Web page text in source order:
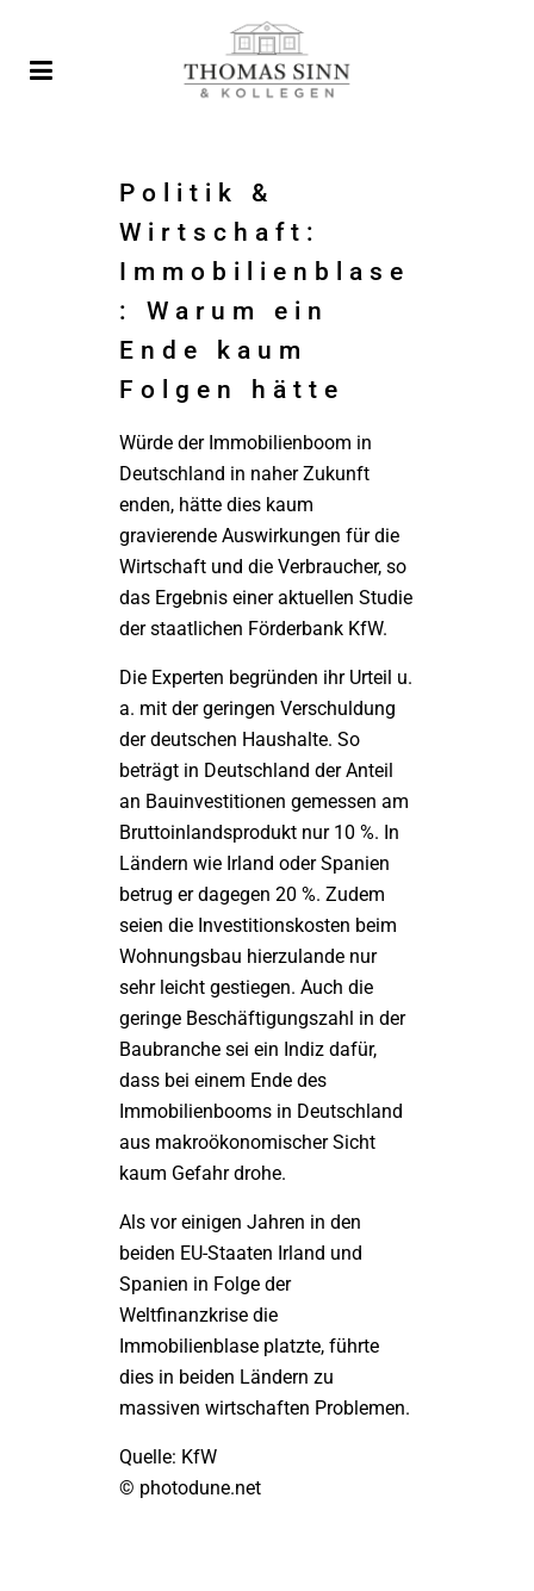
Politik &
Wirtschaft:
Immobilienblase
: Warum ein
Ende kaum
Folgen hätte
Würde der Immobilienboom in
Deutschland in naher Zukunft
enden, hätte dies kaum
gravierende Auswirkungen für die
Wirtschaft und die Verbraucher, so
das Ergebnis einer aktuellen Studie
der staatlichen Förderbank KfW.
Die Experten begründen ihr Urteil u.
a. mit der geringen Verschuldung
der deutschen Haushalte. So
beträgt in Deutschland der Anteil
an Bauinvestitionen gemessen am
Bruttoinlandsprodukt nur 10 %. In
Ländern wie Irland oder Spanien
betrug er dagegen 20 %. Zudem
seien die Investitionskosten beim
Wohnungsbau hierzulande nur
sehr leicht gestiegen. Auch die
geringe Beschäftigungszahl in der
Baubranche sei ein Indiz dafür,
dass bei einem Ende des
Immobilienbooms in Deutschland
aus makroökonomischer Sicht
kaum Gefahr drohe.
Als vor einigen Jahren in den
beiden EU-Staaten Irland und
Spanien in Folge der
Weltfinanzkrise die
Immobilienblase platzte, führte
dies in beiden Ländern zu
massiven wirtschaften Problemen.
Quelle: KfW
© photodune.net